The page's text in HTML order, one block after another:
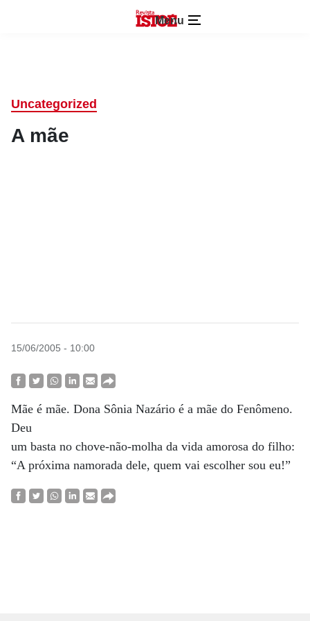
Menu
Uncategorized
A mãe
15/06/2005 - 10:00
Mãe é mãe. Dona Sônia Nazário é a mãe do Fenômeno.
Deu
um basta no chove-não-molha da vida amorosa do filho:
“A próxima namorada dele, quem vai escolher sou eu!”